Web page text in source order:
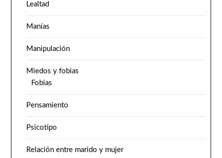
Lealtad
Manías
Manipulación
Miedos y fobias
Fobias
Pensamiento
Psicotipo
Relación entre marido y mujer